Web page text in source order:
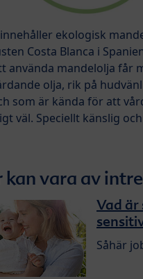
ekologisk
Costa Blanca i
använda mandelolja får
olja, rik på
som är kända för att
väl. Speciellt känslig
kan vara av
Vad är
Såhär